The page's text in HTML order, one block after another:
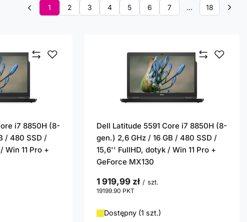
1 2 3 4 5 6 7 ... 18
i7 8850H (8-
/ 480 SSD /
Win 11 Pro +
Dell Latitude 5591 Core i7 8850H (8-
gen.) 2,6 GHz / 16 GB / 480 SSD /
15,6'' FullHD, dotyk / Win 11 Pro +
GeForce MX130
1 919,99 zł / szt.
19199.90 PKT
Dostępny (1 szt.)